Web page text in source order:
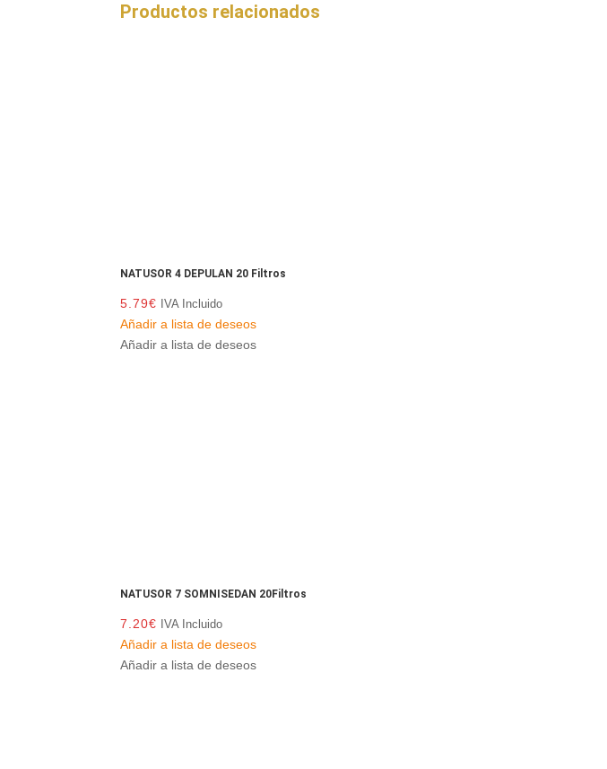
Productos relacionados
NATUSOR 4 DEPULAN 20 Filtros
5.79€ IVA Incluido
Añadir a lista de deseos
Añadir a lista de deseos
NATUSOR 7 SOMNISEDAN 20Filtros
7.20€ IVA Incluido
Añadir a lista de deseos
Añadir a lista de deseos